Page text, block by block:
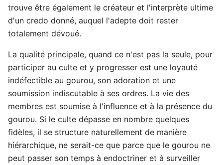
trouve être également le créateur et l'interprète ultime
d'un credo donné, auquel l'adepte doit rester
totalement dévoué.
La qualité principale, quand ce n'est pas la seule, pour
participer au culte et y progresser est une loyauté
indéfectible au gourou, son adoration et une
soumission indiscutable à ses ordres. La vie des
membres est soumise à l'influence et à la présence du
gourou. Si le culte dépasse en nombre quelques
fidèles, il se structure naturellement de manière
hiérarchique, ne serait-ce que parce que le gourou ne
peut passer son temps à endoctriner et à surveiller